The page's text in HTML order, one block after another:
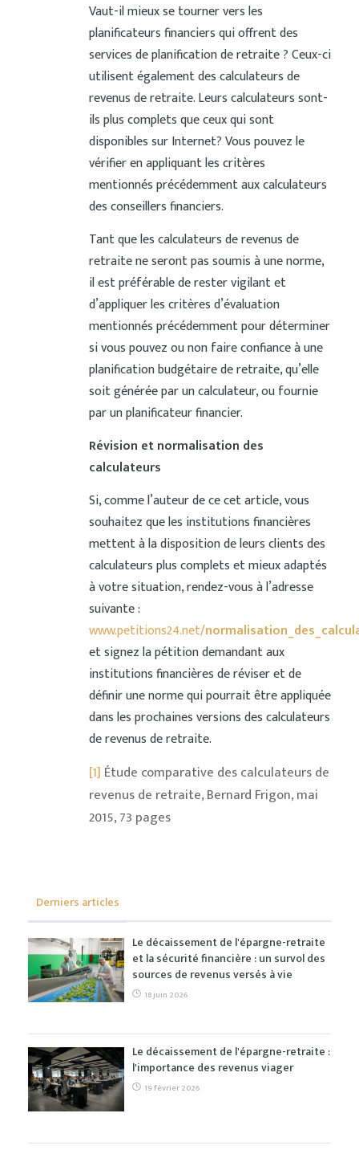
Vaut-il mieux se tourner vers les
planificateurs financiers qui offrent des
services de planification de retraite ? Ceux-ci
utilisent également des calculateurs de
revenus de retraite. Leurs calculateurs sont-
ils plus complets que ceux qui sont
disponibles sur Internet? Vous pouvez le
vérifier en appliquant les critères
mentionnés précédemment aux calculateurs
des conseillers financiers.
Tant que les calculateurs de revenus de
retraite ne seront pas soumis à une norme,
il est préférable de rester vigilant et
d’appliquer les critères d’évaluation
mentionnés précédemment pour déterminer
si vous pouvez ou non faire confiance à une
planification budgétaire de retraite, qu’elle
soit générée par un calculateur, ou fournie
par un planificateur financier.
Révision et normalisation des
calculateurs
Si, comme l’auteur de ce cet article, vous
souhaitez que les institutions financières
mettent à la disposition de leurs clients des
calculateurs plus complets et mieux adaptés
à votre situation, rendez-vous à l’adresse
suivante :
www.petitions24.net/
et signez la pétition demandant aux
institutions financières de réviser et de
définir une norme qui pourrait être appliquée
dans les prochaines versions des calculateurs
de revenus de retraite.
[1] Étude comparative des calculateurs de
revenus de retraite,Bernard Frigon, mai
2015, 73 pages
Derniers articles
Le décaissement de l'épargne-retraite
et la sécurité financière : un survol des
sources de revenus versés à vie
18 juin 2026
Le décaissement de l'épargne-retraite :
l'importance des revenus viager
19 février 2026